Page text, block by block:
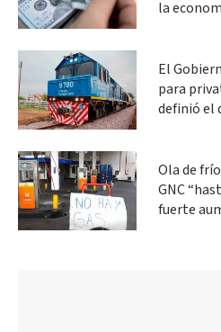
la
El
para
definió el
Ola de
GNC
fuerte